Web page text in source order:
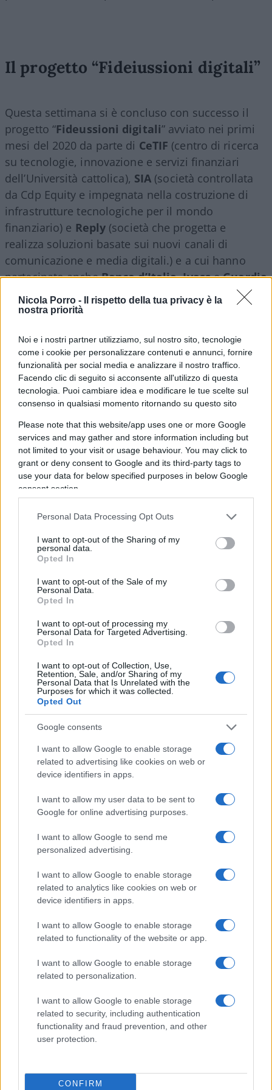
Nicola Porro -
Il rispetto della tua privacy è la
nostra priorità
Noi e i nostri partner utilizziamo, sul nostro sito, tecnologie
come i cookie per personalizzare contenuti e annunci, fornire
funzionalità per social media e analizzare il nostro traffico.
Facendo clic di seguito si acconsente all'utilizzo di questa
tecnologia. Puoi cambiare idea e modificare le tue scelte sul
consenso in qualsiasi momento ritornando su questo sito
Please note that this website/app uses one or more Google
services and may gather and store information including but
not limited to your visit or usage behaviour. You may click to
grant or deny consent to Google and its third-party tags to
use your data for below specified purposes in below Google
consent section.
Personal Data Processing Opt Outs
I want to opt-out of the Sharing of my
personal data.
Opted In
I want to opt-out of the Sale of my
Personal Data.
Opted In
I want to opt-out of processing my
Personal Data for Targeted Advertising.
Opted In
I want to opt-out of Collection, Use,
Retention, Sale, and/or Sharing of my
Personal Data that Is Unrelated with the
Purposes for which it was collected.
Opted Out
Google consents
I want to allow Google to enable storage
related to advertising like cookies on web or
device identifiers in apps.
I want to allow my user data to be sent to
Google for online advertising purposes.
I want to allow Google to send me
personalized advertising.
I want to allow Google to enable storage
related to analytics like cookies on web or
device identifiers in apps.
I want to allow Google to enable storage
related to functionality of the website or app.
I want to allow Google to enable storage
related to personalization.
I want to allow Google to enable storage
related to security, including authentication
functionality and fraud prevention, and other
user protection.
CONFIRM
Il progetto “Fideiussioni digitali”
Questa settimana si è concluso con successo il
progetto “Fideussioni digitali” avviato nei primi
mesi del 2020 da parte di CeTIF (centro di ricerca
su tecnologie, innovazione e servizi finanziari
dell’Università cattolica), SIA (società controllata
da Cdp Equity e impegnata nella costruzione di
infrastrutture tecnologiche per il mondo
finanziario) e Reply (società che progetta e
realizza soluzioni basate sui nuovi canali di
comunicazione e media digitali.) e a cui hanno
partecipato ancheBanca d’Italia,IvasseGuardia
di Finanza.
all’interno di una “sandbox” ovvero un ambiente di
sperimentazione su dati reali sotto la supervisione
di un Comitato Scientifico composto dai
rappresentanti di authority, realtà pubbliche e
private e oltre 50 gli operatori, tra garanti,
garantiti e contraenti, dei comparti bancario,
assicurativo e finanziario, della PA e delle
imprese.
Conclusa la fase di progettazione della soluzione
da un punto di vista funzionale, legale e
sono svolti per4 mesiattraverso il caricamento e
la gestione di oltre
legalmente valideconsomme garantite
comprese tra i 10mila euro e 1,4 milioni di
l’obiettivo, in base dell’efficacia della
sperimentazione e delle valutazioni positive dei
partecipanti, che rappresentano i principali attori
nella gestione delle fideiussioni in Italia, di
rendere la piattaforma pienamente operativa e
disponibile sul mercato nel secondo semestre del
Secondo i dati forniti dai partecipanti, l’utilizzo
della blockchain e della tecnologia DLT può
portare ad una
riduzione delle frodi di circa il
e deicosti operativi dal 10% a oltre il 50%
A regime, la piattaforma potrà offrire a garanti e
beneficiari ulteriori vantaggi come la riduzione dei
costi legata alladematerializzazione dei
certezza informativalungo tutto il
processo di gestione della fideiussione grazie a
una migliorecondivisione delle informazioni
ma soprattutto, come spiega il professor Federico
Rajola, direttore del CeTIF, una importante
riduzione dei tempi di emissione della
a tre mesi a poche settimane